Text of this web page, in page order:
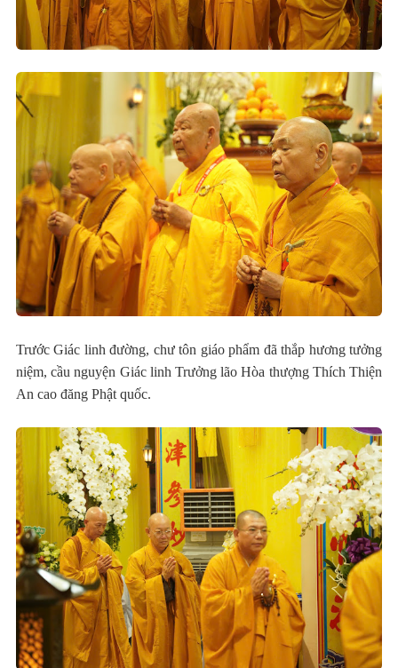
Trước Giác linh đường, chư tôn giáo phẩm đã thắp hương tưởng
niệm, cầu nguyện Giác linh Trưởng lão Hòa thượng Thích Thiện
An cao đăng Phật quốc.